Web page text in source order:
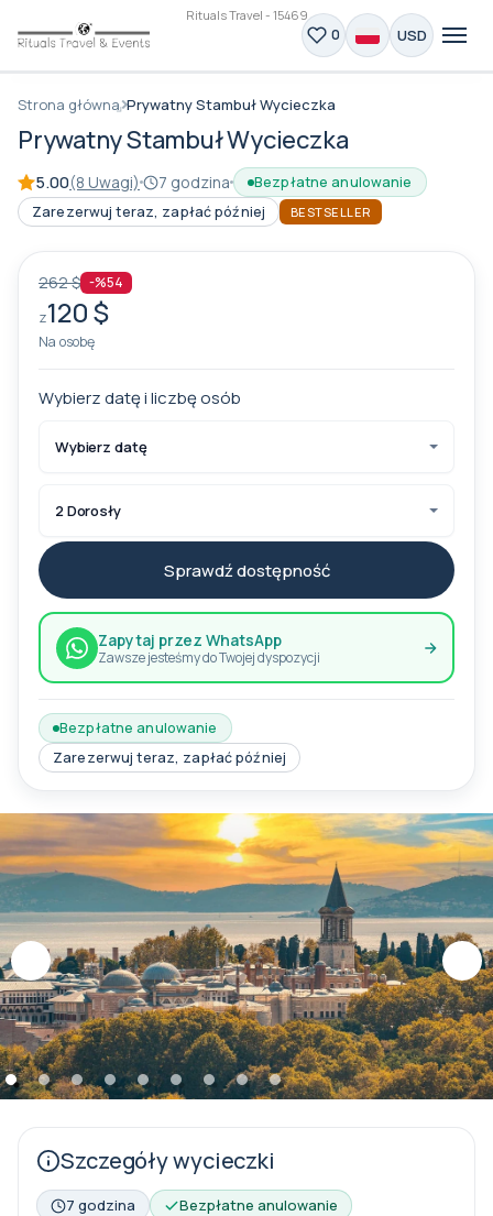
Rituals Travel - 15469
0 USD
Strona główna Prywatny Stambuł Wycieczka
Prywatny Stambuł Wycieczka
5.00(8 Uwagi) 7 godzina
Bezpłatne anulowanie
Zarezerwuj teraz, zapłać później
BESTSELLER
Szczegóły wycieczki
7 godzina
Bezpłatne anulowanie
262 $ -%54
z120 $
Na osobę
Wybierz datę i liczbę osób
Wybierz datę
2 Dorosły
Sprawdź dostępność
Zapytaj przez WhatsApp
Zawsze jesteśmy do Twojej dyspozycji
Bezpłatne anulowanie
Zarezerwuj teraz, zapłać później